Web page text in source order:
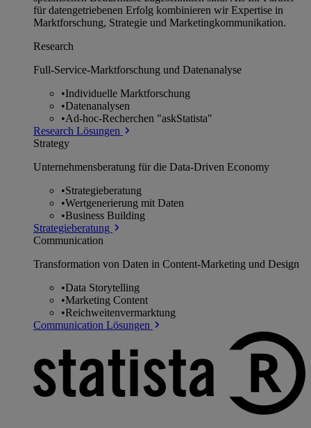
für datengetriebenen Erfolg kombinieren wir Expertise in
Marktforschung, Strategie und Marketingkommunikation.
Research
Full-Service-Marktforschung und Datenanalyse
•Individuelle Marktforschung
•Datenanalysen
•Ad-hoc-Recherchen "askStatista"
Research Lösungen
Strategy
Unternehmens­beratung für die Data-Driven Economy
•Strategieberatung
•Wertgenerierung mit Daten
•Business Building
Strategieberatung
Communication
Transformation von Daten in Content-Marketing und Design
•Data Storytelling
•Marketing Content
•Reichweitenvermarktung
Communication Lösungen